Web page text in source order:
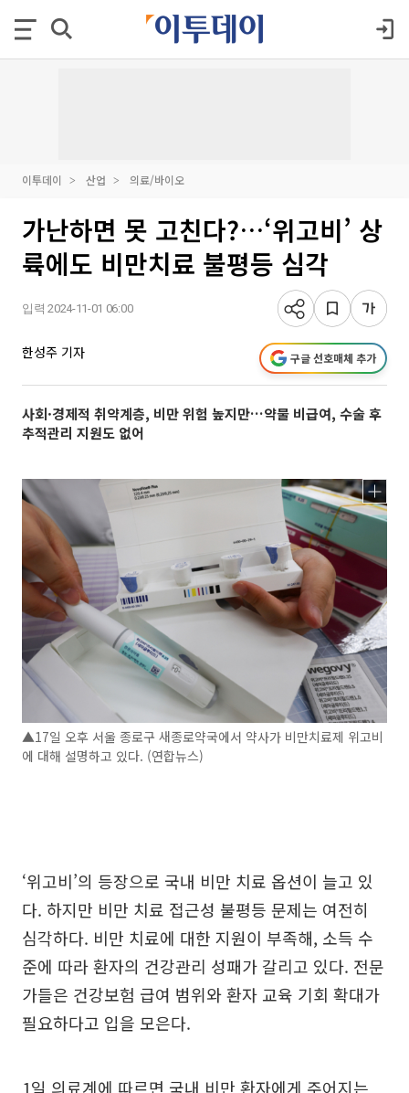
이투데이 산업 의료/바이오
가난하면 못 고친다?…‘위고비’ 상
륙에도 비만치료 불평등 심각
입력 2024-11-01 06:00
한성주 기자 구글 선호매체 추가
사회·경제적 취약계층, 비만 위험 높지만…약물 비급여, 수술 후
추적관리 지원도 없어
▲17일 오후 서울 종로구 새종로약국에서 약사가 비만치료제 위고비
에 대해 설명하고 있다. (연합뉴스)
‘위고비’의 등장으로 국내 비만 치료 옵션이 늘고 있
다. 하지만 비만 치료 접근성 불평등 문제는 여전히
심각하다. 비만 치료에 대한 지원이 부족해, 소득 수
준에 따라 환자의 건강관리 성패가 갈리고 있다. 전문
가들은 건강보험 급여 범위와 환자 교육 기회 확대가
필요하다고 입을 모은다.
1일 의료계에 따르면 국내 비만 환자에게 주어지는